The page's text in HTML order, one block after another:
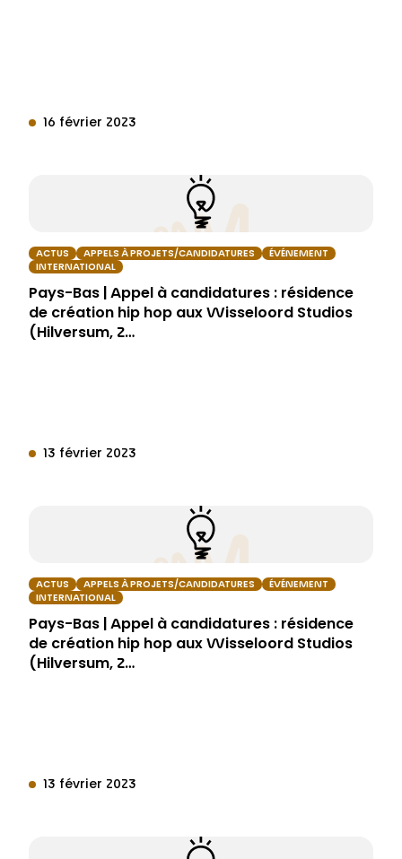
16 février 2023
ACTUS APPELS À PROJETS/CANDIDATURES
ÉVÉNEMENT
INTERNATIONAL
Pays-Bas | Appel à candidatures : résidence
de création hip hop aux Wisseloord Studios
(Hilversum, 2…
13 février 2023
ACTUS APPELS À PROJETS/CANDIDATURES
ÉVÉNEMENT
INTERNATIONAL
Pays-Bas | Appel à candidatures : résidence
de création hip hop aux Wisseloord Studios
(Hilversum, 2…
13 février 2023